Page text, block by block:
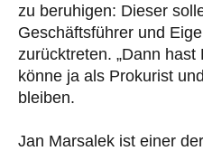
zu beruhigen: Dieser
Geschäftsführer und
zurücktreten. „Dann hast
könne ja als Prokurist
bleiben.
Jan Marsalek ist einer